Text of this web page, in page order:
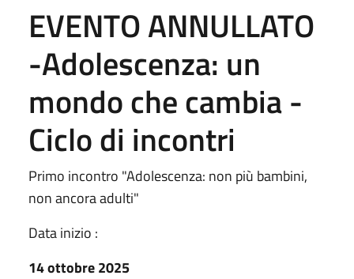
EVENTO ANNULLATO
-Adolescenza: un
mondo che cambia -
Ciclo di incontri
Primo incontro "Adolescenza: non più bambini,
non ancora adulti"
Data inizio :
14 ottobre 2025